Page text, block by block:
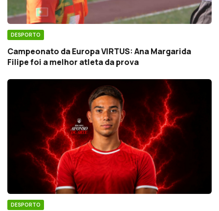
DESPORTO
Campeonato da Europa VIRTUS: Ana Margarida
Filipe foi a melhor atleta da prova
DESPORTO